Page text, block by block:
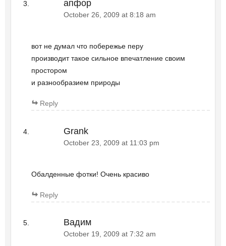
апфор
October 26, 2009 at 8:18 am
вот не думал что побережье перу
производит такое сильное впечатление своим
простором
и разнообразием природы
Reply
Grank
October 23, 2009 at 11:03 pm
Обалденные фотки! Очень красиво
Reply
Вадим
October 19, 2009 at 7:32 am